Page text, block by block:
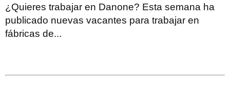
¿Quieres trabajar en Danone? Esta semana ha
publicado nuevas vacantes para trabajar en
fábricas de...